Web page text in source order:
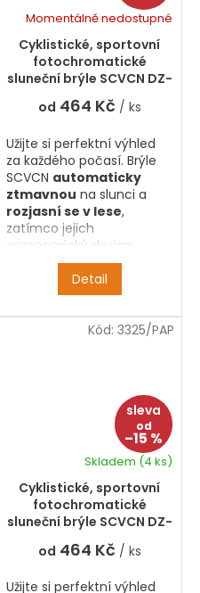
Cyklistické, sportovní
fotochromatické
sluneční brýle SCVCN DZ-
S1412-PH-PI-19
Momentálně nedostupné
od 464 Kč / ks
Detail
Užijte si perfektní výhled
za každého počasí. Brýle
SCVCN automaticky
ztmavnou na slunci a
rozjasní se v lese,
zatímco jejich
ergonomický design
zajistí, že o nich nebudete
vědět ani po hodinách v
sedle. Maximální komfort
a styl pro muže i ženy.
od
–15 %
Cyklistické, sportovní
fotochromatické
sluneční brýle SCVCN DZ-
S1412-PH-BL-13
Skladem (4 ks)
od 464 Kč / ks
Užijte si perfektní výhled
Kód: 3325/PAP